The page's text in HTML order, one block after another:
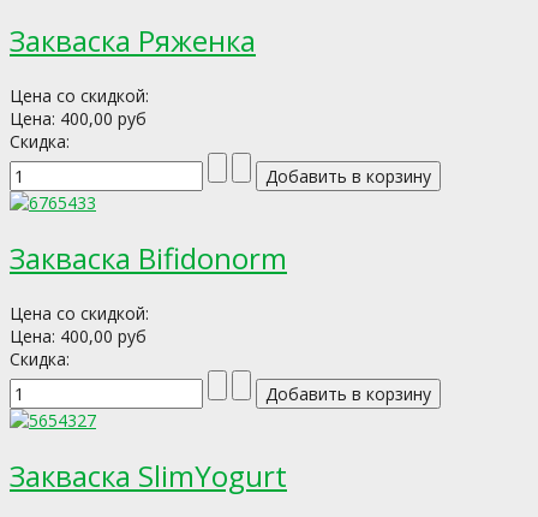
Закваска Ряженка
Цена со скидкой:
Цена: 400,00 руб
Скидка:
Закваска Bifidonorm
Цена со скидкой:
Цена: 400,00 руб
Скидка:
Закваска SlimYogurt